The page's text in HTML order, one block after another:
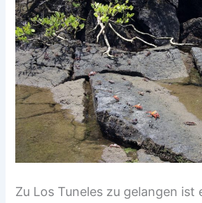
Zu Los Tuneles zu gelangen ist